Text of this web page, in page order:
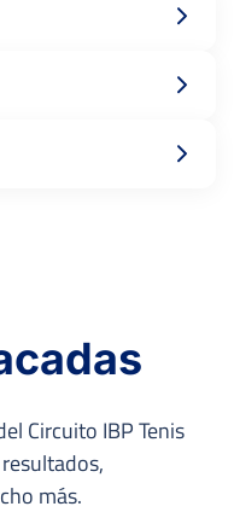
Circuito IBP Tenis
más.